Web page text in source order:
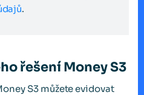
.
řešení Money S3
S3 můžete evidovat